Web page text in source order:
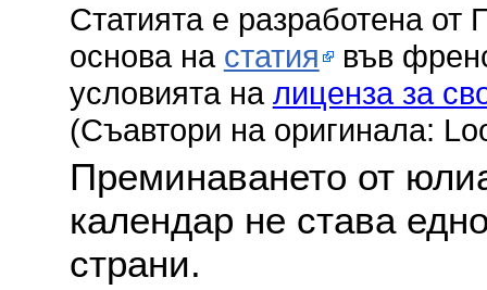
Статията е разработена
основа на статия във
условията на лиценза за
(Съавтори на оригинала:
Преминаването от
календар не става
страни.